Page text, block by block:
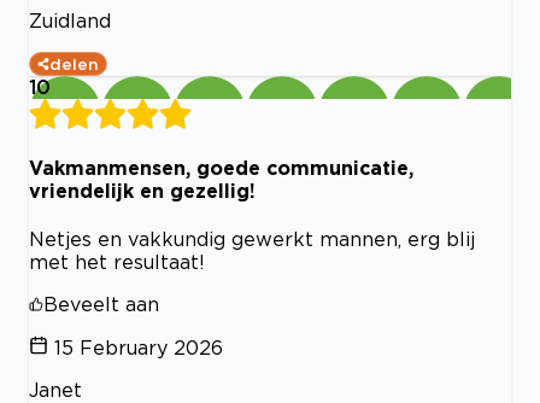
Zuidland
delen
10
Vakmanmensen, goede communicatie,
vriendelijk en gezellig!
Netjes en vakkundig gewerkt mannen, erg blij
met het resultaat!
Beveelt aan
15 February 2026
Janet